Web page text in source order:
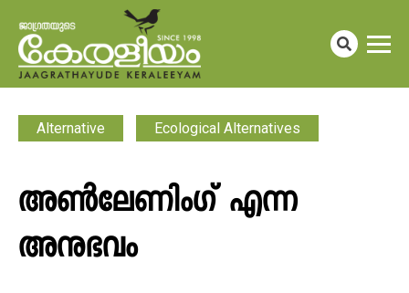
Alternative Ecological Alternatives
അൺലേണിംഗ് എന്ന
അനുഭവം